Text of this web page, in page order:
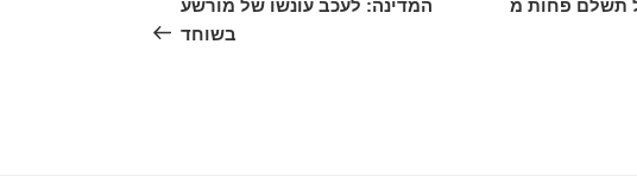
תשלם פחות מ
המדינה: לעכב עונשו של מורשע
בשוחד